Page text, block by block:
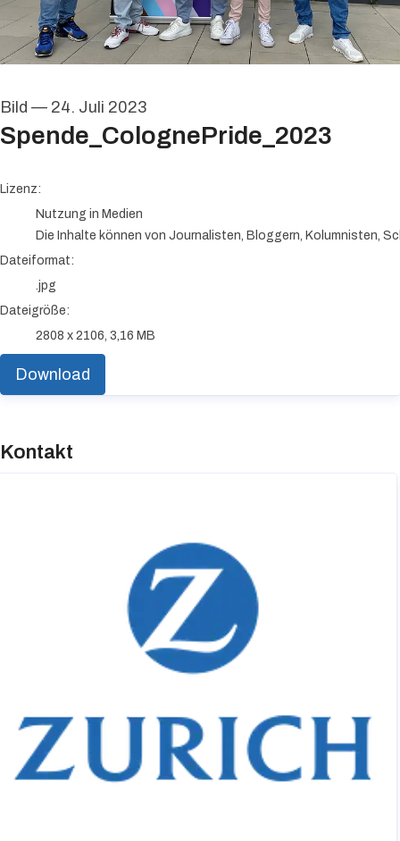
Bild — 24. Juli 2023
Spende_ColognePride_2023
go to media item
Lizenz:
Nutzung in Medien
Die Inhalte können von Journalisten, Bloggern, Kolumnisten,
Dateiformat:
.jpg
Dateigröße:
2808 x 2106, 3,16 MB
Download
Kontakt